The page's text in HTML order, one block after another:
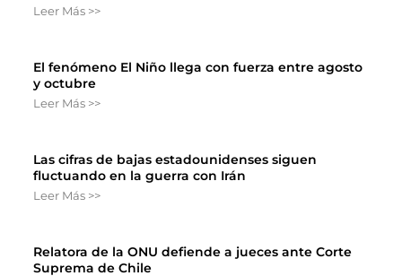
Leer Más >>
El fenómeno El Niño llega con fuerza entre agosto
y octubre
Leer Más >>
Las cifras de bajas estadounidenses siguen
fluctuando en la guerra con Irán
Leer Más >>
Relatora de la ONU defiende a jueces ante Corte
Suprema de Chile